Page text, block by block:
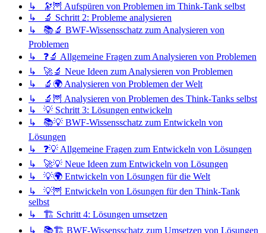
↳ 🔭🦉 Aufspüren von Problemen im Think-Tank selbst
↳ 🔬 Schritt 2: Probleme analysieren
↳ 📚🔬 BWF-Wissensschatz zum Analysieren von
Problemen
↳ ❓🔬 Allgemeine Fragen zum Analysieren von Problemen
↳ 🚀🔬 Neue Ideen zum Analysieren von Problemen
↳ 🔬🌍 Analysieren von Problemen der Welt
↳ 🔬🦉 Analysieren von Problemen des Think-Tanks selbst
↳ 💡 Schritt 3: Lösungen entwickeln
↳ 📚💡 BWF-Wissensschatz zum Entwickeln von
Lösungen
↳ ❓💡 Allgemeine Fragen zum Entwickeln von Lösungen
↳ 🚀💡 Neue Ideen zum Entwickeln von Lösungen
↳ 💡🌍 Entwickeln von Lösungen für die Welt
↳ 💡🦉 Entwickeln von Lösungen für den Think-Tank
selbst
↳ 🏗️ Schritt 4: Lösungen umsetzen
↳ 📚🏗️ BWF-Wissensschatz zum Umsetzen von Lösungen